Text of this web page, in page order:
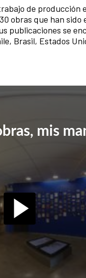
de
obras que han
publicaciones se
Brasil, Estados